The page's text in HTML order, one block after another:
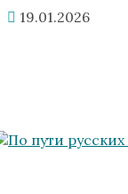
19.01.2026